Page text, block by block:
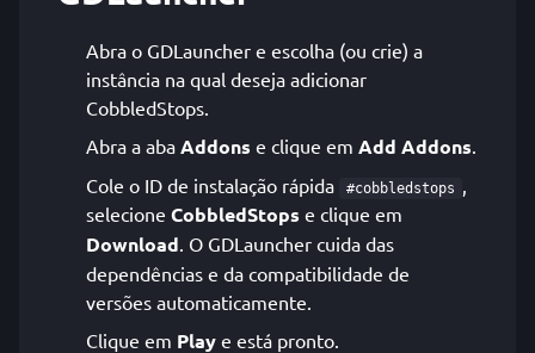
Abra o GDLauncher e escolha (ou crie) a
instância na qual deseja adicionar
CobbledStops.
Abra a aba Addons e clique em Add Addons.
Cole o ID de instalação rápida
#cobbledstops ,
selecione CobbledStops e clique em
Download. O GDLauncher cuida das
dependências e da compatibilidade de
versões automaticamente.
Clique em Play e está pronto.